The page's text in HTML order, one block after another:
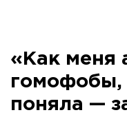
«Как меня
гомофобы,
поняла —